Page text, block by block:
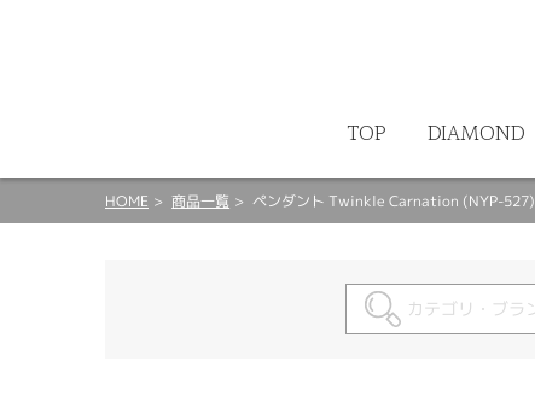
TOP DIAMOND
HOME 商品一覧 ペンダント Twinkle Carnation (NYP-527)